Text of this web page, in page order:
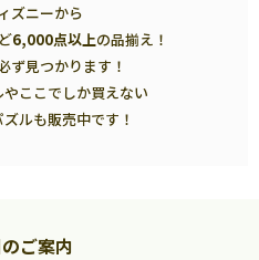
ズニーから
6,000点以上の品揃え！
ず見つかります！
ここでしか買えない
ルも販売中です！
ご案内